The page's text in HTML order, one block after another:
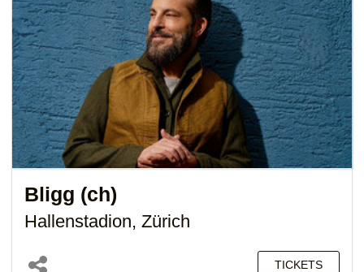
Bligg (ch)
Hallenstadion, Zürich
TICKETS